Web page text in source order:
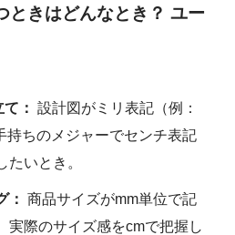
ときはどんなとき？ ユー
： 設計図がミリ表記（例：
持ちのメジャーでセンチ表記
たいとき。
： 商品サイズがmm単位で記
実際のサイズ感をcmで把握し